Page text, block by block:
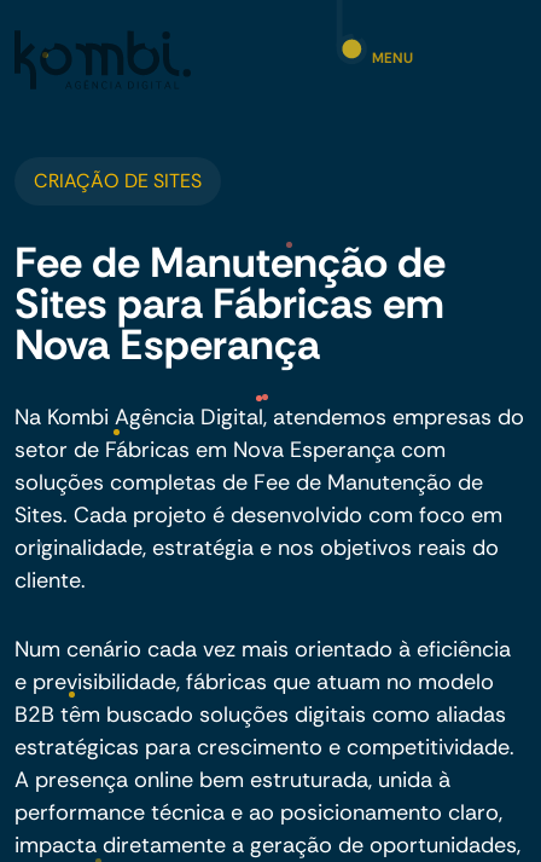
MENU
CRIAÇÃO DE SITES
Fee de Manutenção de
Sites para Fábricas em
Nova Esperança
Na Kombi Agência Digital, atendemos empresas do
setor de Fábricas em Nova Esperança com
soluções completas de Fee de Manutenção de
Sites. Cada projeto é desenvolvido com foco em
originalidade, estratégia e nos objetivos reais do
cliente.
Num cenário cada vez mais orientado à eficiência
e previsibilidade, fábricas que atuam no modelo
B2B têm buscado soluções digitais como aliadas
estratégicas para crescimento e competitividade.
A presença online bem estruturada, unida à
performance técnica e ao posicionamento claro,
impacta diretamente a geração de oportunidades,